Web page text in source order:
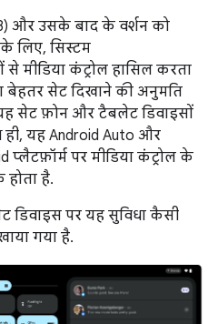
और उसके बाद के वर्शन को
लिए, सिस्टम
से मीडिया कंट्रोल हासिल करता
बेहतर सेट दिखाने की अनुमति
सेट फ़ोन और टैबलेट डिवाइसों
यह Android Auto और
पर मीडिया कंट्रोल के
है.
पर यह सुविधा कैसी
गया है.